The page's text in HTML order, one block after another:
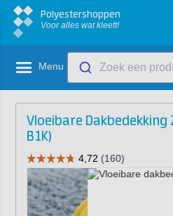
Polyestershoppen
Voor alles wat kleeft!
Menu Zoek een
Vloeibare
B1K)